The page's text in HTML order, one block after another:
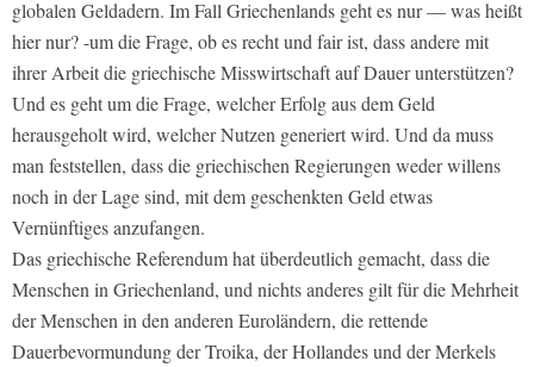
globalen Geldadern. Im Fall Griechenlands geht es nur — was heißt
hier nur? -um die Frage, ob es recht und fair ist, dass andere mit
ihrer Arbeit die griechische Misswirtschaft auf Dauer unterstützen?
Und es geht um die Frage, welcher Erfolg aus dem Geld
herausgeholt wird, welcher Nutzen generiert wird. Und da muss
man feststellen, dass die griechischen Regierungen weder willens
noch in der Lage sind, mit dem geschenkten Geld etwas
Vernünftiges anzufangen.
Das griechische Referendum hat überdeutlich gemacht, dass die
Menschen in Griechenland, und nichts anderes gilt für die Mehrheit
der Menschen in den anderen Euroländern, die rettende
Dauerbevormundung der Troika, der Hollandes und der Merkels